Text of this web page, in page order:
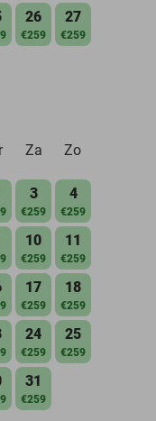
26
€259
27
€259
Za Zo
3
€259
4
€259
10
€259
11
€259
17
€259
18
€259
24
€259
25
€259
31
€259